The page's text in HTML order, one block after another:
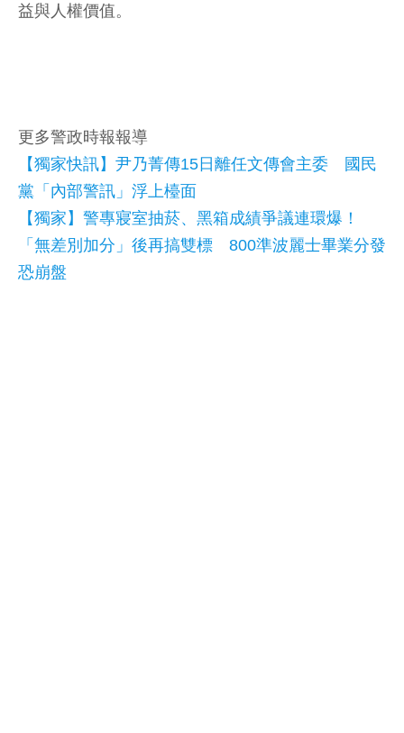
益與人權價值。
更多警政時報報導
【獨家快訊】尹乃菁傳15日離任文傳會主委 國民
黨「內部警訊」浮上檯面
【獨家】警專寢室抽菸、黑箱成績爭議連環爆！
「無差別加分」後再搞雙標 800準波麗士畢業分發
恐崩盤